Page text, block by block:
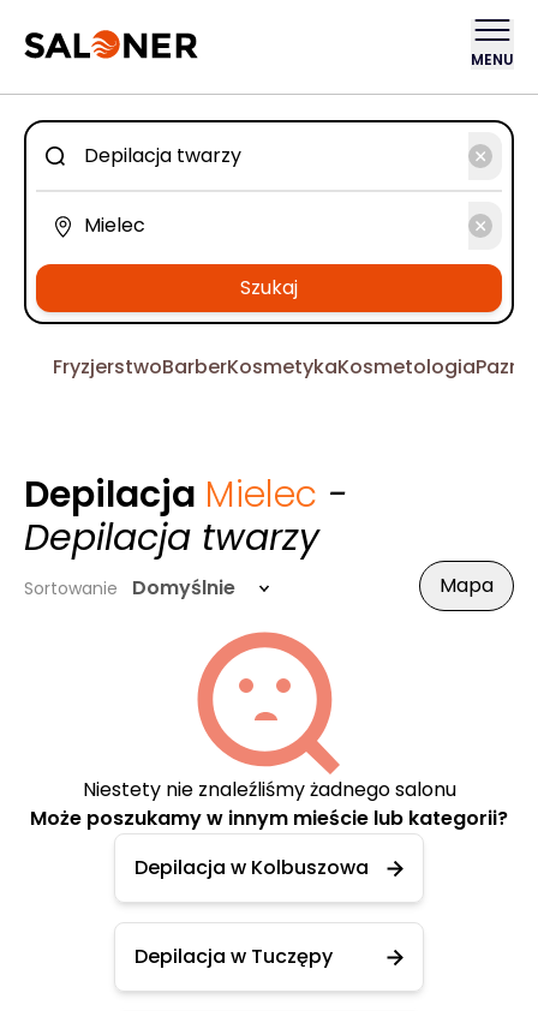
MENU
Szukaj
FryzjerstwoBarberKosmetykaKosmetologia
Depilacja Mielec -
Depilacja twarzy
Sortowanie Domyślnie Mapa
Niestety nie znaleźliśmy żadnego salonu
Może poszukamy w innym mieście lub kategorii?
Depilacja w Kolbuszowa
Depilacja w Tuczępy